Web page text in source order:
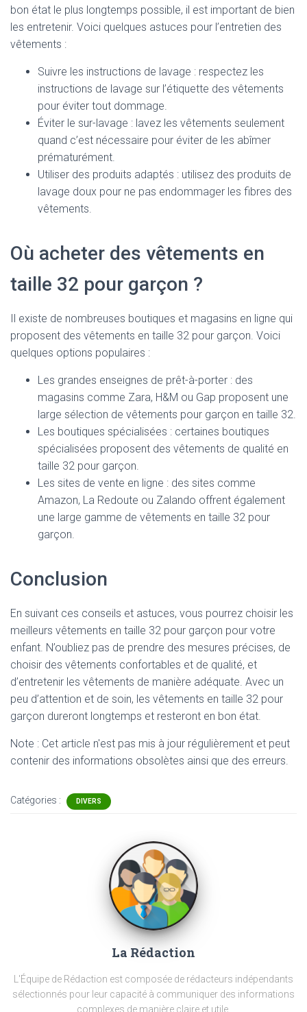
bon état le plus longtemps possible, il est important de bien
les entretenir. Voici quelques astuces pour l’entretien des
vêtements :
Suivre les instructions de lavage : respectez les
instructions de lavage sur l’étiquette des vêtements
pour éviter tout dommage.
Éviter le sur-lavage : lavez les vêtements seulement
quand c’est nécessaire pour éviter de les abîmer
prématurément.
Utiliser des produits adaptés : utilisez des produits de
lavage doux pour ne pas endommager les fibres des
vêtements.
Où acheter des vêtements en
taille 32 pour garçon ?
Il existe de nombreuses boutiques et magasins en ligne qui
proposent des vêtements en taille 32 pour garçon. Voici
quelques options populaires :
Les grandes enseignes de prêt-à-porter : des
magasins comme Zara, H&M ou Gap proposent une
large sélection de vêtements pour garçon en taille 32.
Les boutiques spécialisées : certaines boutiques
spécialisées proposent des vêtements de qualité en
taille 32 pour garçon.
Les sites de vente en ligne : des sites comme
Amazon, La Redoute ou Zalando offrent également
une large gamme de vêtements en taille 32 pour
garçon.
Conclusion
En suivant ces conseils et astuces, vous pourrez choisir les
meilleurs vêtements en taille 32 pour garçon pour votre
enfant. N’oubliez pas de prendre des mesures précises, de
choisir des vêtements confortables et de qualité, et
d’entretenir les vêtements de manière adéquate. Avec un
peu d’attention et de soin, les vêtements en taille 32 pour
garçon dureront longtemps et resteront en bon état.
Note : Cet article n'est pas mis à jour régulièrement et peut
contenir des informations obsolètes ainsi que des erreurs.
Catégories : DIVERS
La Rédaction
L'Équipe de Rédaction est composée de rédacteurs indépendants
sélectionnés pour leur capacité à communiquer des informations
complexes de manière claire et utile.